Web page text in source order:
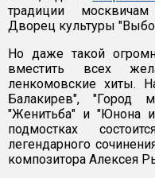
традиции
Дворец культуры
Но даже такой
вместить всех
ленкомовские хиты.
Балакирев", "Город
"Женитьба" и "Юнона
подмостках
легендарного
композитора Алексея